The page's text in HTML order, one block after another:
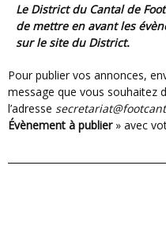
Le District du Cantal de Football vous permet dès à présent
de mettre en avant les
sur le site du District.
Pour publier vos annonces, envoyez un mail comprenant le
message que vous souhaitez
l’adresse
Évènement à publier» avec